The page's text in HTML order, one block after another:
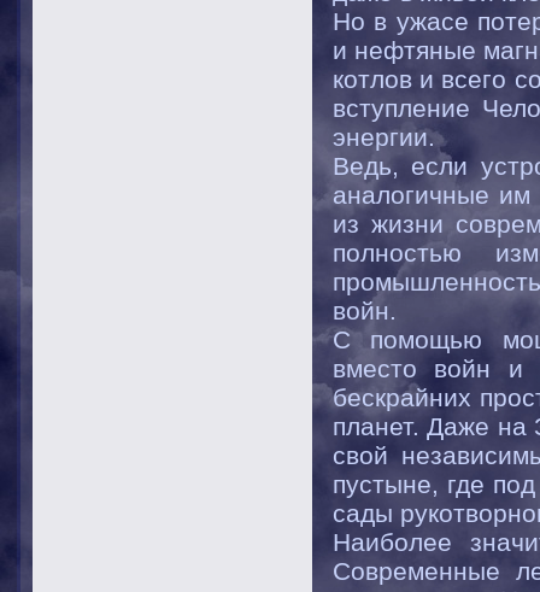
Но в ужасе
и нефтяные
котлов и всего
вступление
энергии.
Ведь, если
аналогичные им
из жизни
полностью
войн.
С помощью
вместо войн и
бескрайних
планет. Даже на
свой
пустыне, где
сады
Наиболее
Современные